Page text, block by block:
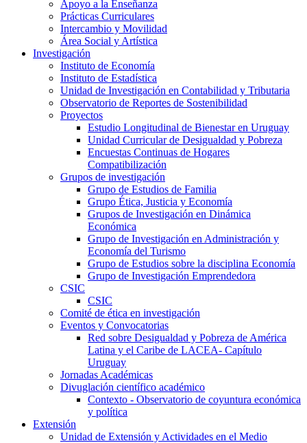
Apoyo a la Enseñanza
Prácticas Curriculares
Intercambio y Movilidad
Área Social y Artística
Investigación
Instituto de Economía
Instituto de Estadística
Unidad de Investigación en Contabilidad y Tributaria
Observatorio de Reportes de Sostenibilidad
Proyectos
Estudio Longitudinal de Bienestar en Uruguay
Unidad Curricular de Desigualdad y Pobreza
Encuestas Continuas de Hogares
Compatibilización
Grupos de investigación
Grupo de Estudios de Familia
Grupo Ética, Justicia y Economía
Grupos de Investigación en Dinámica
Económica
Grupo de Investigación en Administración y
Economía del Turismo
Grupo de Estudios sobre la disciplina Economía
Grupo de Investigación Emprendedora
CSIC
CSIC
Comité de ética en investigación
Eventos y Convocatorias
Red sobre Desigualdad y Pobreza de América
Latina y el Caribe de LACEA- Capítulo
Uruguay
Jornadas Académicas
Divuglación científico académico
Contexto - Observatorio de coyuntura económica
y política
Extensión
Unidad de Extensión y Actividades en el Medio